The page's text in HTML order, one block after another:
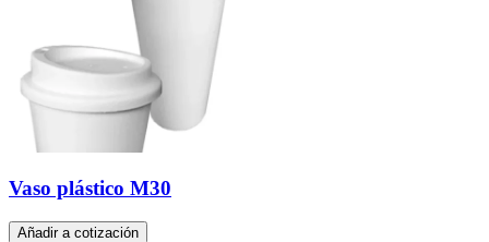
Vaso plástico M30
Añadir a cotización